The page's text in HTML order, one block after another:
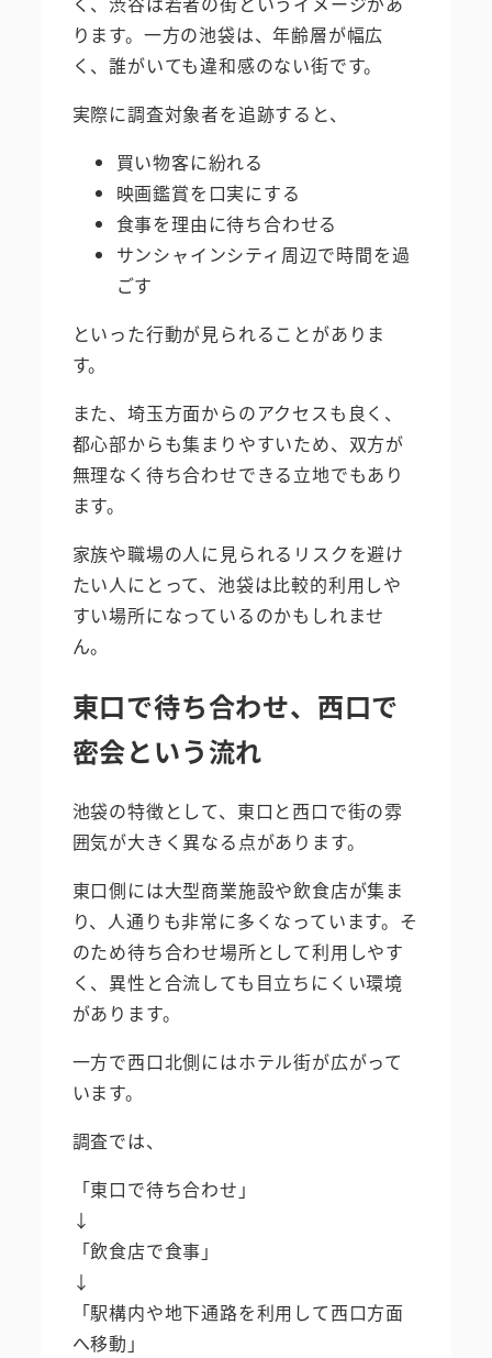
ります。一方の池袋は、年齢層が幅広
く、誰がいても違和感のない街です。
実際に調査対象者を追跡すると、
買い物客に紛れる
映画鑑賞を口実にする
食事を理由に待ち合わせる
サンシャインシティ周辺で時間を過
ごす
といった行動が見られることがありま
す。
また、埼玉方面からのアクセスも良く、
都心部からも集まりやすいため、双方が
無理なく待ち合わせできる立地でもあり
ます。
家族や職場の人に見られるリスクを避け
たい人にとって、池袋は比較的利用しや
すい場所になっているのかもしれませ
ん。
東口で待ち合わせ、西口で
密会という流れ
池袋の特徴として、東口と西口で街の雰
囲気が大きく異なる点があります。
東口側には大型商業施設や飲食店が集ま
り、人通りも非常に多くなっています。そ
のため待ち合わせ場所として利用しやす
く、異性と合流しても目立ちにくい環境
があります。
一方で西口北側にはホテル街が広がって
います。
調査では、
「東口で待ち合わせ」
↓
「飲食店で食事」
↓
「駅構内や地下通路を利用して西口方面
へ移動」